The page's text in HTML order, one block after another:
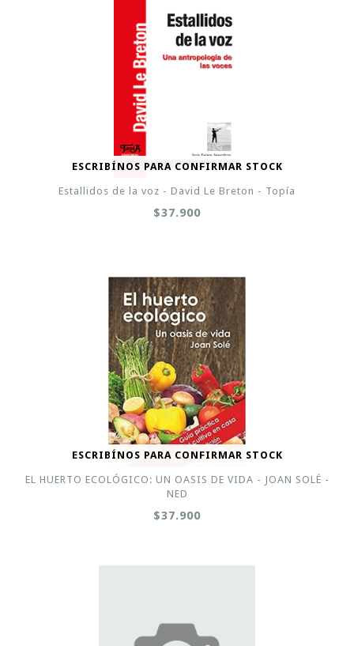
ESCRIBÍNOS PARA CONFIRMAR STOCK
Estallidos de la voz - David Le Breton - Topía
$37.900
ESCRIBÍNOS PARA CONFIRMAR STOCK
EL HUERTO ECOLÓGICO: UN OASIS DE VIDA - JOAN SOLÉ -
NED
$37.900